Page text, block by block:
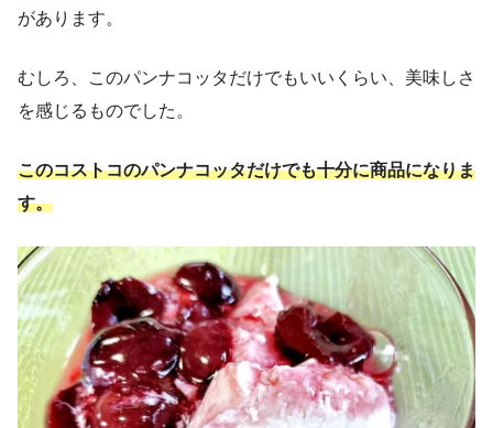
があります。
むしろ、このパンナコッタだけでもいいくらい、美味しさ
を感じるものでした。
このコストコのパンナコッタだけでも十分に商品になりま
す。